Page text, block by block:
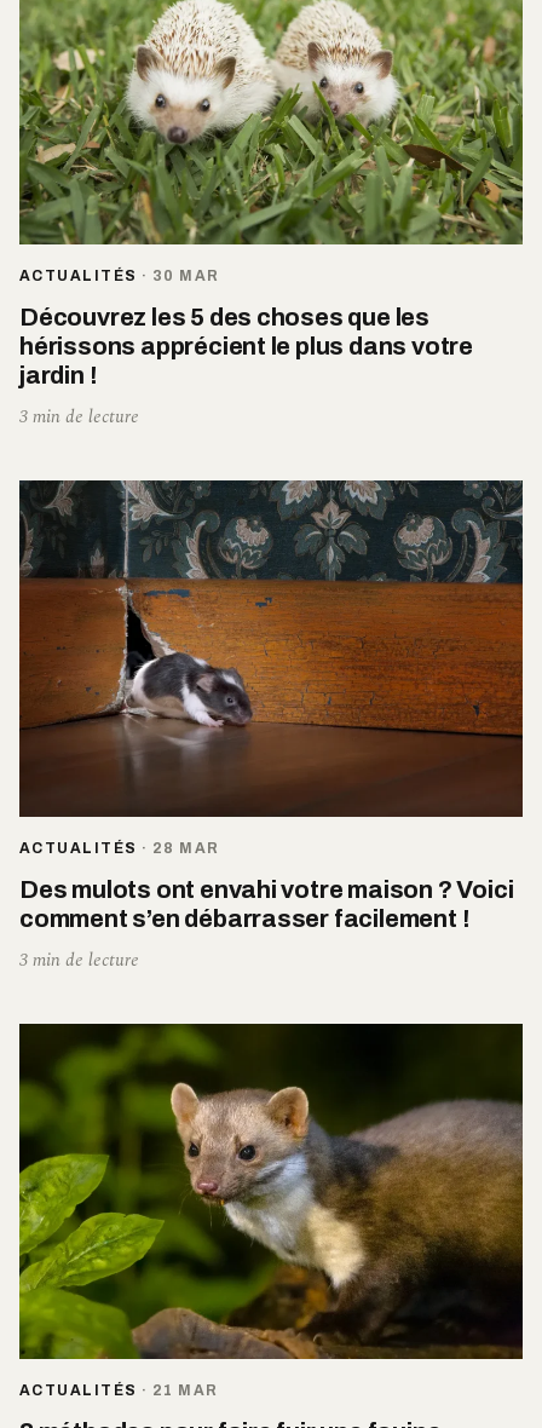
ACTUALITÉS · 30 MAR
Découvrez les 5 des choses que les
hérissons apprécient le plus dans votre
jardin !
3 min de lecture
ACTUALITÉS · 28 MAR
Des mulots ont envahi votre maison ? Voici
comment s’en débarrasser facilement !
3 min de lecture
ACTUALITÉS · 21 MAR